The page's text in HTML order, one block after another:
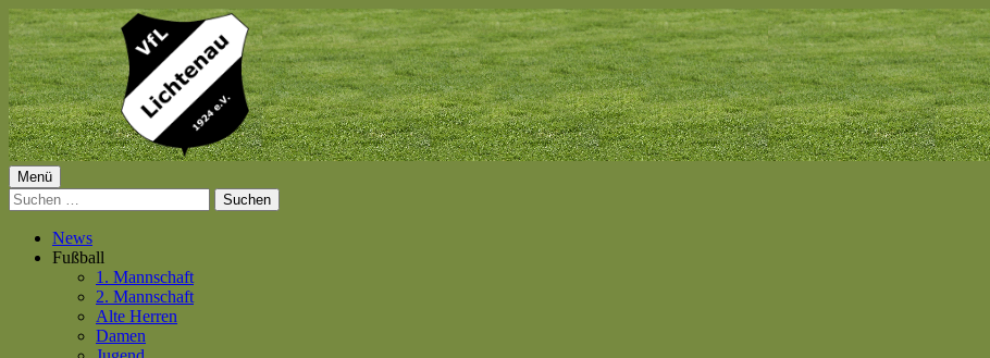
Springe
zum
Inhalt
VfL Lichtenau 1924 e.V.
Primäres
Menü
Menü
Suchen
nach:
News
Fußball
1. Mannschaft
2. Mannschaft
Alte Herren
Damen